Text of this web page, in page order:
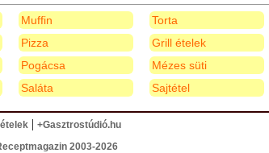
Muffin
Pizza
Pogácsa
Saláta
Torta
Grill ételek
Mézes süti
Sajtétel
| +Gasztrostúdió.hu
2003-2026